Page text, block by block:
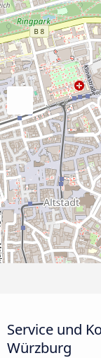
Service und
Würzburg